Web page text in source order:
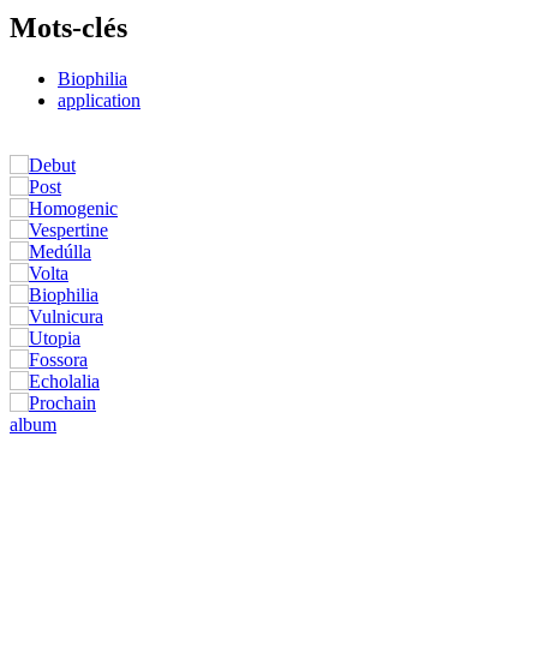
Mots-clés
Biophilia
application